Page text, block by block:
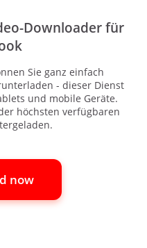
Downloader für
Sie ganz einfach
- dieser Dienst
und mobile Geräte.
höchsten verfügbaren
now